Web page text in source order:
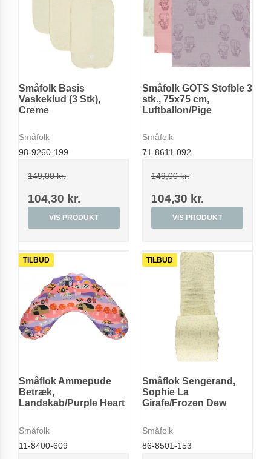
Småfolk Basis
Vaskeklud (3 Stk),
Creme
Småfolk
98-9260-199
149,00 kr.
104,30 kr.
VIS PRODUKT
Småfolk GOTS Stofble 3
stk., 75x75 cm,
Luftballon/Pige
Småfolk
71-8611-092
149,00 kr.
104,30 kr.
VIS PRODUKT
TILBUD
Småflok Ammepude
Betræk,
Landskab/Purple Heart
Småfolk
11-8400-609
TILBUD
Småflok Sengerand,
Sophie La
Girafe/Frozen Dew
Småfolk
86-8501-153